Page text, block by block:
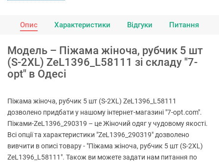
Опис Характеристики Відгуки Питання
Модель – Піжама жіноча, рубчик 5 шт
(S-2XL) ZeL1396_L58111 зі складу "7-
opt" в Одесі
Піжама жіноча, рубчик 5 шт (S-2XL) ZeL1396_L58111
дозволено придбати у нашому інтернет-магазині "7-opt.com".
Піжами-ZeL1396_290319 – це Жіночий одяг у чудовому якості.
Всі опції та характеристики "ZeL1396_290319" дозволено
вивчити в описі товару - "Піжама жіноча, рубчик 5 шт (S-2XL)
ZeL1396_L58111". Також ви можете задати нам питання по